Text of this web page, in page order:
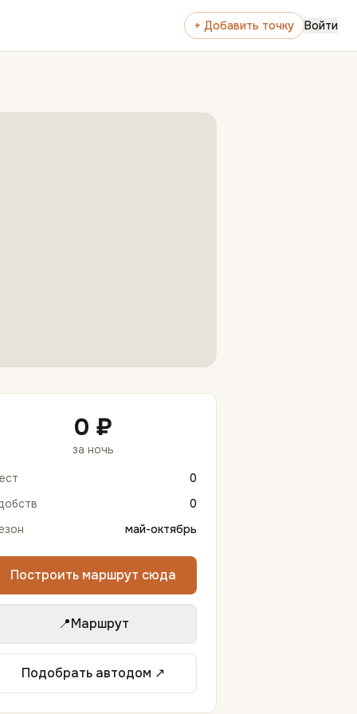
+ Добавить точку Войти
0 ₽
за ночь
0
0
май-октябрь
Построить маршрут сюда
📍Маршрут
Подобрать автодом ↗